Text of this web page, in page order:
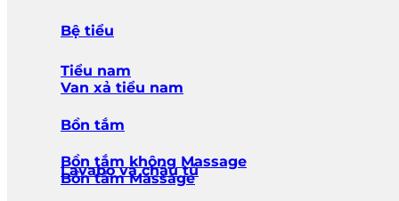
Bệ tiểu
Tiểu nam
Van xả tiểu nam
Bồn tắm
Bồn tắm không Massage
Bồn tắm Massage
Lavabo và chậu tủ